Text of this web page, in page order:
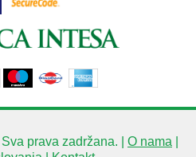
prava zadržana. | O nama